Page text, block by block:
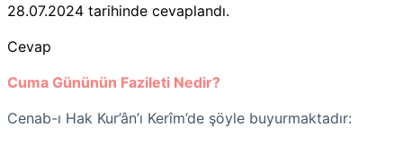
28.07.2024 tarihinde cevaplandı.
Cevap
Cuma Gününün Fazileti Nedir?
Cenab-ı Hak Kur’ân’ı Kerîm’de şöyle buyurmaktadır: